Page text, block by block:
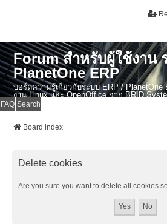
Forum สำหรับผู้ใช้งาน
PlanetOne ERP
บอร์ดความรู้เกี่ยวกับระบบ ERP /
งาน Linux และ OpenOffice จาก BRID
FAQ Search
Board index
Delete cookies
Are you sure you want to delete all cookies